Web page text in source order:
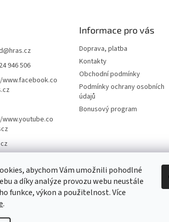
abychom Vám umožnili pohodlné
a díky analýze provozu webu neustále
funkce, výkon a použitelnost. Více
.
@hras.cz
946 506
Informace pro vás
Doprava, platba
Kontakty
Obchodní podmínky
Podmínky ochrany osobních
údajů
Bonusový program